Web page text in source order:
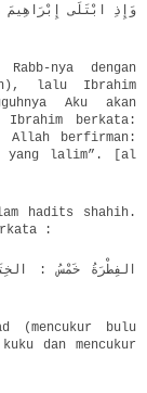
وَإِذِ ابْتَلَى
nya dengan
lalu Ibrahim
Aku akan
Ibrahim berkata:
Allah berfirman:
yang lalim”. [al
hadits shahih.
:
الفِطْرَةُ خَمْسُ :
bulu
dan mencukur